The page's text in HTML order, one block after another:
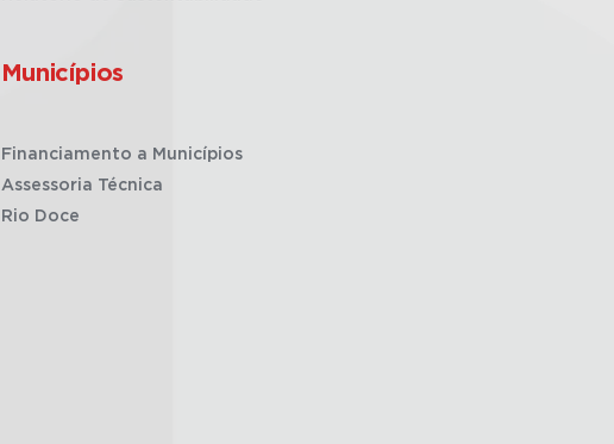
Municípios
Financiamento a Municípios
Assessoria Técnica
Rio Doce